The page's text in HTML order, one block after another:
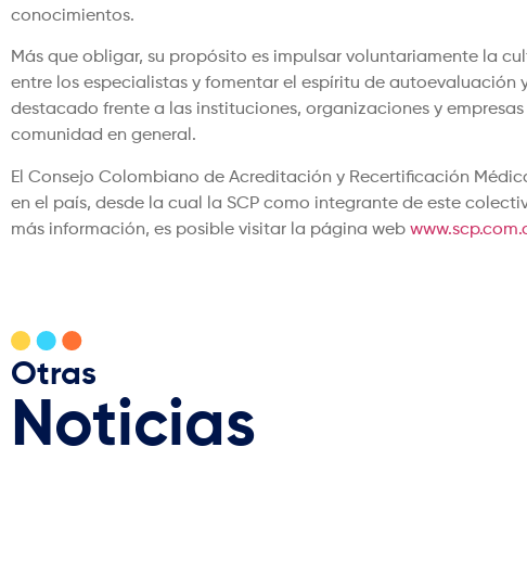
conocimientos.
Más que obligar, su propósito es impulsar voluntariamente la
entre los especialistas y fomentar el espíritu de
destacado frente a las instituciones, organizaciones y
comunidad en general.
El Consejo Colombiano de Acreditación y Recertificación
en el país, desde la cual la SCP como integrante de este
más información, es posible visitar la página web
Otras
Noticias